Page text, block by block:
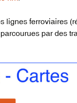
lignes ferroviaires
par des